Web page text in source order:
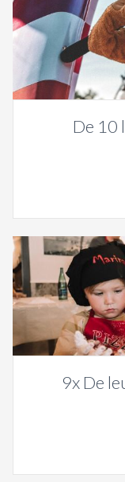
De 10
9x De